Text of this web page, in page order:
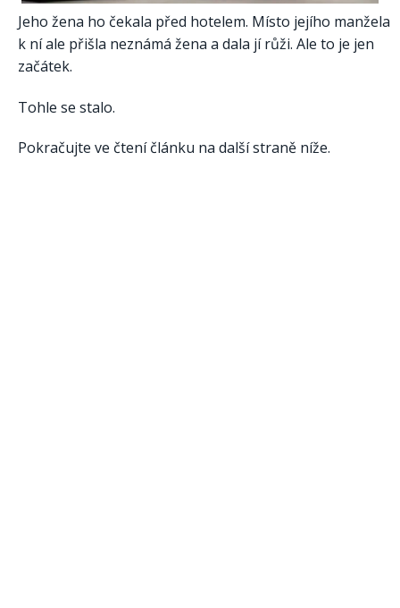
Jeho žena ho čekala před hotelem. Místo jejího manžela
k ní ale přišla neznámá žena a dala jí růži. Ale to je jen
začátek.
Tohle se stalo.
Pokračujte ve čtení článku na další straně níže.